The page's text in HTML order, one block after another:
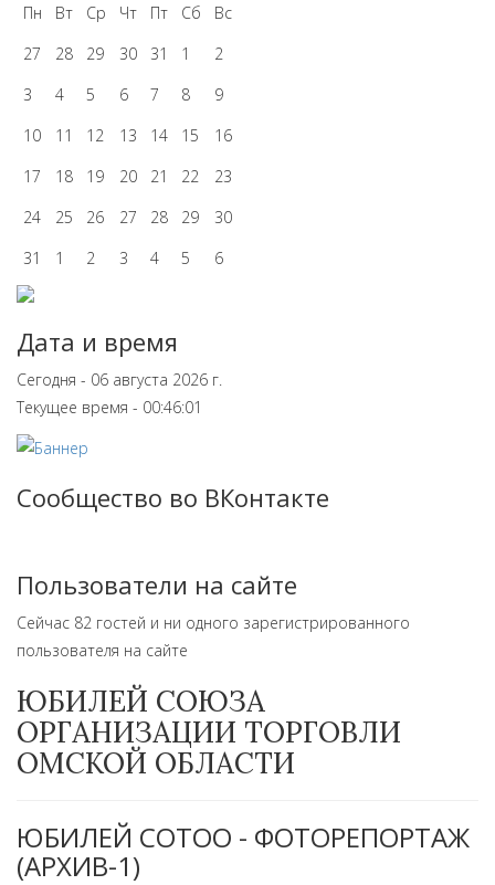
Пн
Вт Ср Чт Пт Сб
Вс
27
28 29 30 31 1
2
3
4 5 6 7 8
9
10
11 12 13 14 15
16
17
18 19 20 21 22
23
24
25 26 27 28 29
30
31
1 2 3 4 5 6
Дата и время
Сегодня - 06 августа 2026 г.
Текущее время - 00:46:01
Сообщество во ВКонтакте
Пользователи на сайте
Сейчас 82 гостей и ни одного зарегистрированного
пользователя на сайте
ЮБИЛЕЙ СОЮЗА
ОРГАНИЗАЦИИ ТОРГОВЛИ
ОМСКОЙ ОБЛАСТИ
ЮБИЛЕЙ СОТОО - ФОТОРЕПОРТАЖ
(АРХИВ-1)